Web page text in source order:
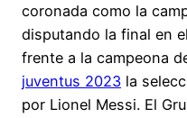
coronada como la
disputando la final en
frente a la campeona
juventus 2023 la
por Lionel Messi. El